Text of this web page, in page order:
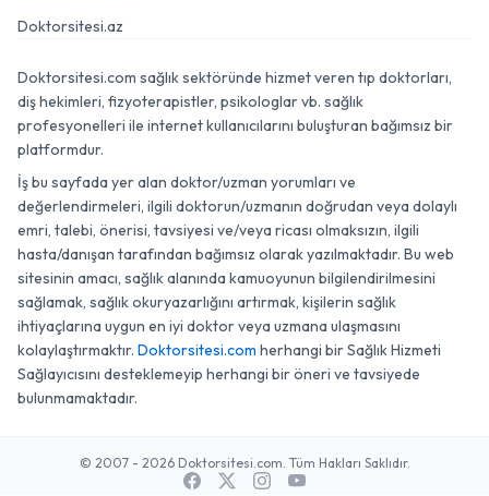
Doktorsitesi.az
Doktorsitesi.com sağlık sektöründe hizmet veren tıp doktorları,
diş hekimleri, fizyoterapistler, psikologlar vb. sağlık
profesyonelleri ile internet kullanıcılarını buluşturan bağımsız bir
platformdur.
İş bu sayfada yer alan doktor/uzman yorumları ve
değerlendirmeleri, ilgili doktorun/uzmanın doğrudan veya dolaylı
emri, talebi, önerisi, tavsiyesi ve/veya ricası olmaksızın, ilgili
hasta/danışan tarafından bağımsız olarak yazılmaktadır. Bu web
sitesinin amacı, sağlık alanında kamuoyunun bilgilendirilmesini
sağlamak, sağlık okuryazarlığını artırmak, kişilerin sağlık
ihtiyaçlarına uygun en iyi doktor veya uzmana ulaşmasını
kolaylaştırmaktır. Doktorsitesi.com herhangi bir Sağlık Hizmeti
Sağlayıcısını desteklemeyip herhangi bir öneri ve tavsiyede
bulunmamaktadır.
© 2007 - 2026 Doktorsitesi.com. Tüm Hakları Saklıdır.